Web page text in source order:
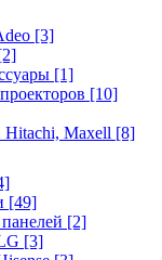
[3]
[1]
[10]
Maxell [8]
[49]
[2]
[3]